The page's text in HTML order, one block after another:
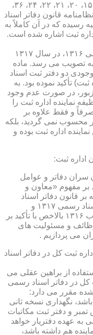
در سال ۱۳۱۶ و در اجرای مواد ۹ و ۱۰ و ۱۵، ۲۰، ۲۱، ۲۲، ۲۴، ۳۶،
قانون دفاتر اسناد رسمی ۱۳۱۶، نظامنامه قانون دفاتر اسناد
رسیده كه در آن كاملاً به
ثبت اشاره شده است.
براساس ماده ۴۷ قانون دفاتر اسناد رسمی ۱۳۱۶، در سال ۱۳۱۷
اسناد رسمی در ۶۴ ماده به تصویب می رسد. ماده
دو دفتر ثبت اسناد
تأكید نموده بود. به
۲۴ نظامنامه مزبور، در صورت عدم وجود
نماینده اداره ثبت را
و فقط علاوه بر
محسوب نمی گردید، بلكه
اداره ثبت بوده و
اداره ثبت:
سران دفاتر و عوامل
بر مفهوم «معاون و
قانون دفاتر اسناد
رسمی مصوب ۱۳۱۶ و آئین نامه دفاتر اسناد رسمی ۱۳۱۷ و
نظامنامه قانون دفاتر اسناد رسمی مصوب ۱۳۱۶ بالاخص با تأكید بر
شرح وظائف و مسئولیت های
می پردازیم .
ثبت كل در دفاتر اسناد
مذكور و استفاده از براهین عقلی می
كل در دفاتر اسناد رسمی
نگهداری نسخه ثانی
تمبر و دفتر ثبت مكاتبات
رسمی به عهده دفتریار خواهد
هم داشته باشد،